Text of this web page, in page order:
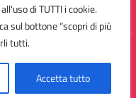
di TUTTI i cookie.
sul bottone “scopri di più
tutti.
Accetta tutto